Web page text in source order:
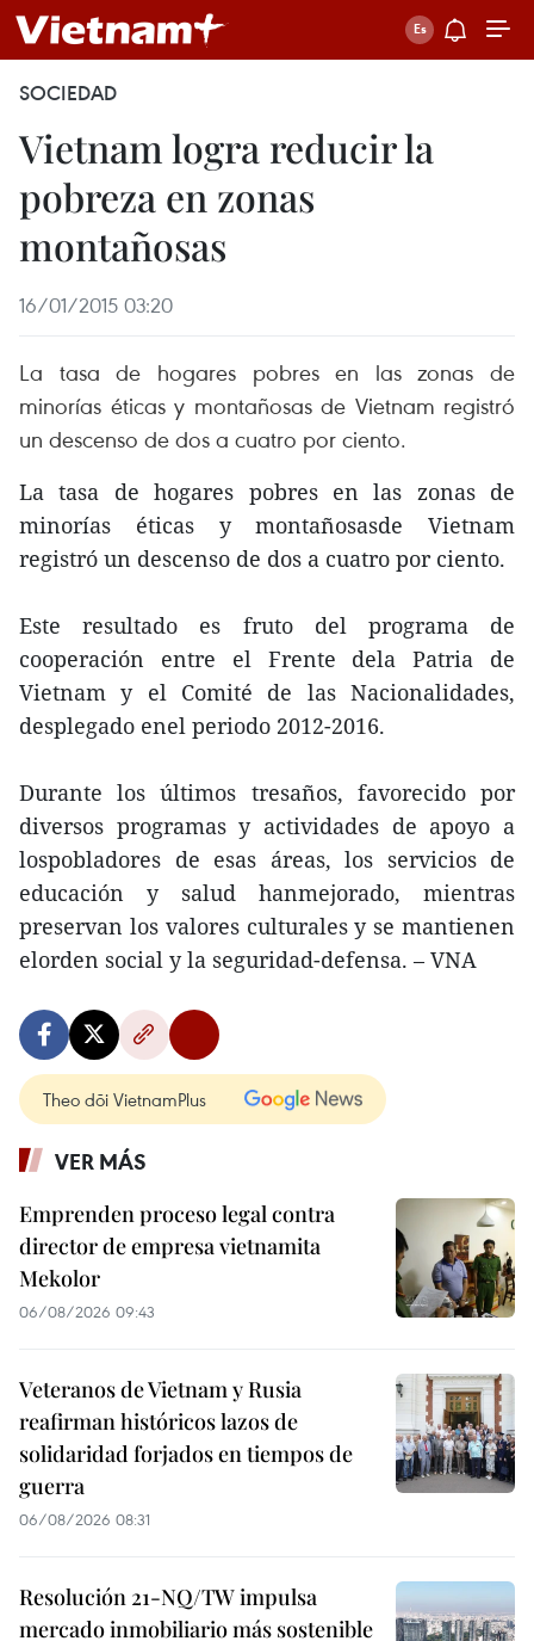
SOCIEDAD
Vietnam logra reducir la
pobreza en zonas
montañosas
16/01/2015 03:20
La tasa de hogares pobres en las zonas de
minorías éticas y montañosas de Vietnam registró
un descenso de dos a cuatro por ciento.
La tasa de hogares pobres en las zonas de
minorías éticas y montañosasde Vietnam
registró un descenso de dos a cuatro por ciento.
Este resultado es fruto del programa de
cooperación entre el Frente dela Patria de
Vietnam y el Comité de las Nacionalidades,
desplegado enel periodo 2012-2016.
Durante los últimos tresaños, favorecido por
diversos programas y actividades de apoyo a
lospobladores de esas áreas, los servicios de
educación y salud hanmejorado, mientras
preservan los valores culturales y se mantienen
elorden social y la seguridad-defensa. – VNA
Theo dõi VietnamPlus
VER MÁS
Emprenden proceso legal contra
director de empresa vietnamita
Mekolor
06/08/2026 09:43
Veteranos de Vietnam y Rusia
reafirman históricos lazos de
solidaridad forjados en tiempos de
guerra
06/08/2026 08:31
Resolución 21-NQ/TW impulsa
mercado inmobiliario más sostenible